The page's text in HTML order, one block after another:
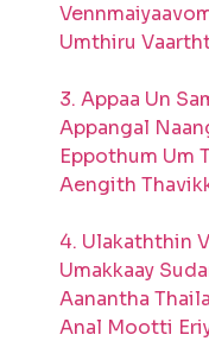
Umthiru
3. Appaa Un
Appangal
Eppothum Um
Aengith
4. Ulakaththin
Umakkaay
Aanantha
Anal Mootti